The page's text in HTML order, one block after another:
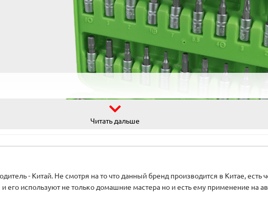
Читать дальше
- Китай. Не смотря на то что данный бренд производится в Китае, есть
его используют не только домашние мастера но и есть ему применение на